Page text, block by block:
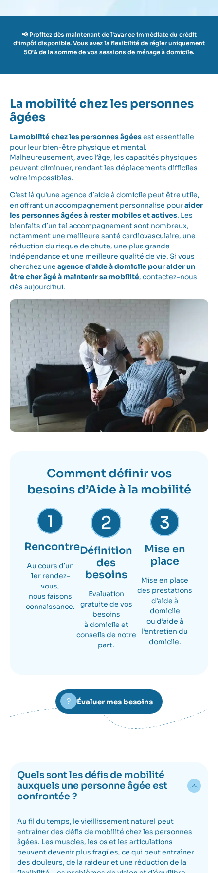
P
é
n
o
📢 Profitez dès maintenant de l’avance immédiate du crédit
d’impôt disponible. Vous avez la flexibilité de régler uniquement
50% de la somme de vos sessions de ménage à domicile.
La mobilité chez les personnes
âgées
La mobilité chez les personnes âgéesest essentielle
pour leur bien-être physique et mental.
Malheureusement, avec l’âge, les capacités physiques
peuvent diminuer, rendant les déplacements difficiles
voire impossibles.
C’est là qu’une agence d’aide à domicile peut être utile,
en offrant un accompagnement personnalisé pouraider
les personnes âgées à rester mobiles et actives. Les
bienfaits d’un tel accompagnement sont nombreux,
notamment une meilleure santé cardiovasculaire, une
réduction du risque de chute, une plus grande
indépendance et une meilleure qualité de vie. Si vous
cherchez une agence d’aide à domicile pour aider un
être cher âgé à maintenir sa mobilité, contactez-nous
dès aujourd’hui.
Comment définir vos
besoins d’Aide à la mobilité
Rencontre
Au cours d’un
1er rendez-
vous,
nous faisons
connaissance.
Définition
des
besoins
Evaluation
gratuite de vos
besoins
à domicile et
conseils de notre
part.
Mise en
place
Mise en place
des prestations
d’aide à
domicile
ou d’aide à
l’entretien du
domicile.
Évaluer mes besoins
Quels sont les défis de mobilité
auxquels une personne âgée est
confrontée ?
Au fil du temps, le vieillissement naturel peut
entraîner des défis de mobilité chez les personnes
âgées. Les muscles, les os et les articulations
peuvent devenir plus fragiles, ce qui peut entraîner
des douleurs, de la raideur et une réduction de la